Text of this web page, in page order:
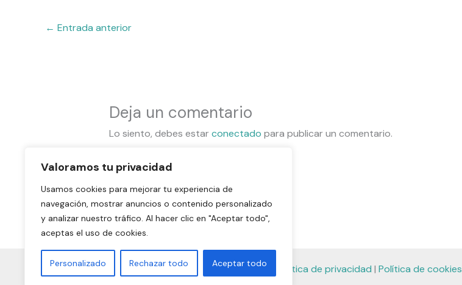
Valoramos tu privacidad
Usamos cookies para mejorar tu experiencia de
navegación, mostrar anuncios o contenido personalizado
y analizar nuestro tráfico. Al hacer clic en "Aceptar todo",
aceptas el uso de cookies.
Personalizado Rechazar todo Aceptar todo
← Entrada anterior
Deja un comentario
Lo siento, debes estarconectado para publicar un comentario.
Aviso legal Política de privacidad | Política de cookies